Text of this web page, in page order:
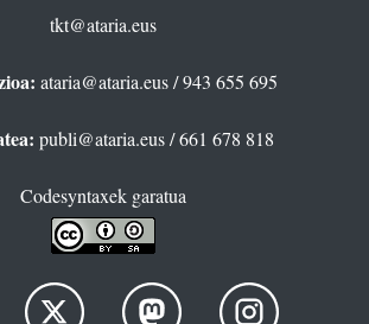
tkt@ataria.eus
ataria@ataria.eus/ 943 655 695
publi@ataria.eus/ 661 678 818
Codesyntaxek garatua